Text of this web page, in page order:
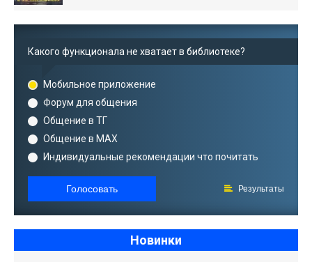
Какого функционала не хватает в библиотеке?
Мобильное приложение
Форум для общения
Общение в ТГ
Общение в MAX
Индивидуальные рекомендации что почитать
Голосовать Результаты
Новинки